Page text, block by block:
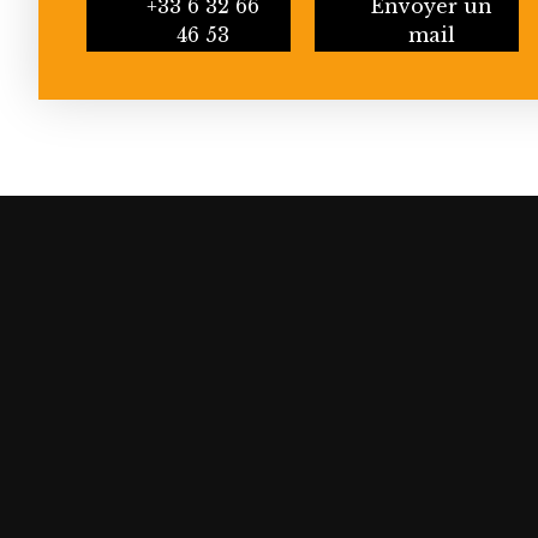
+33 6 32 66
46 53
Envoyer un
mail